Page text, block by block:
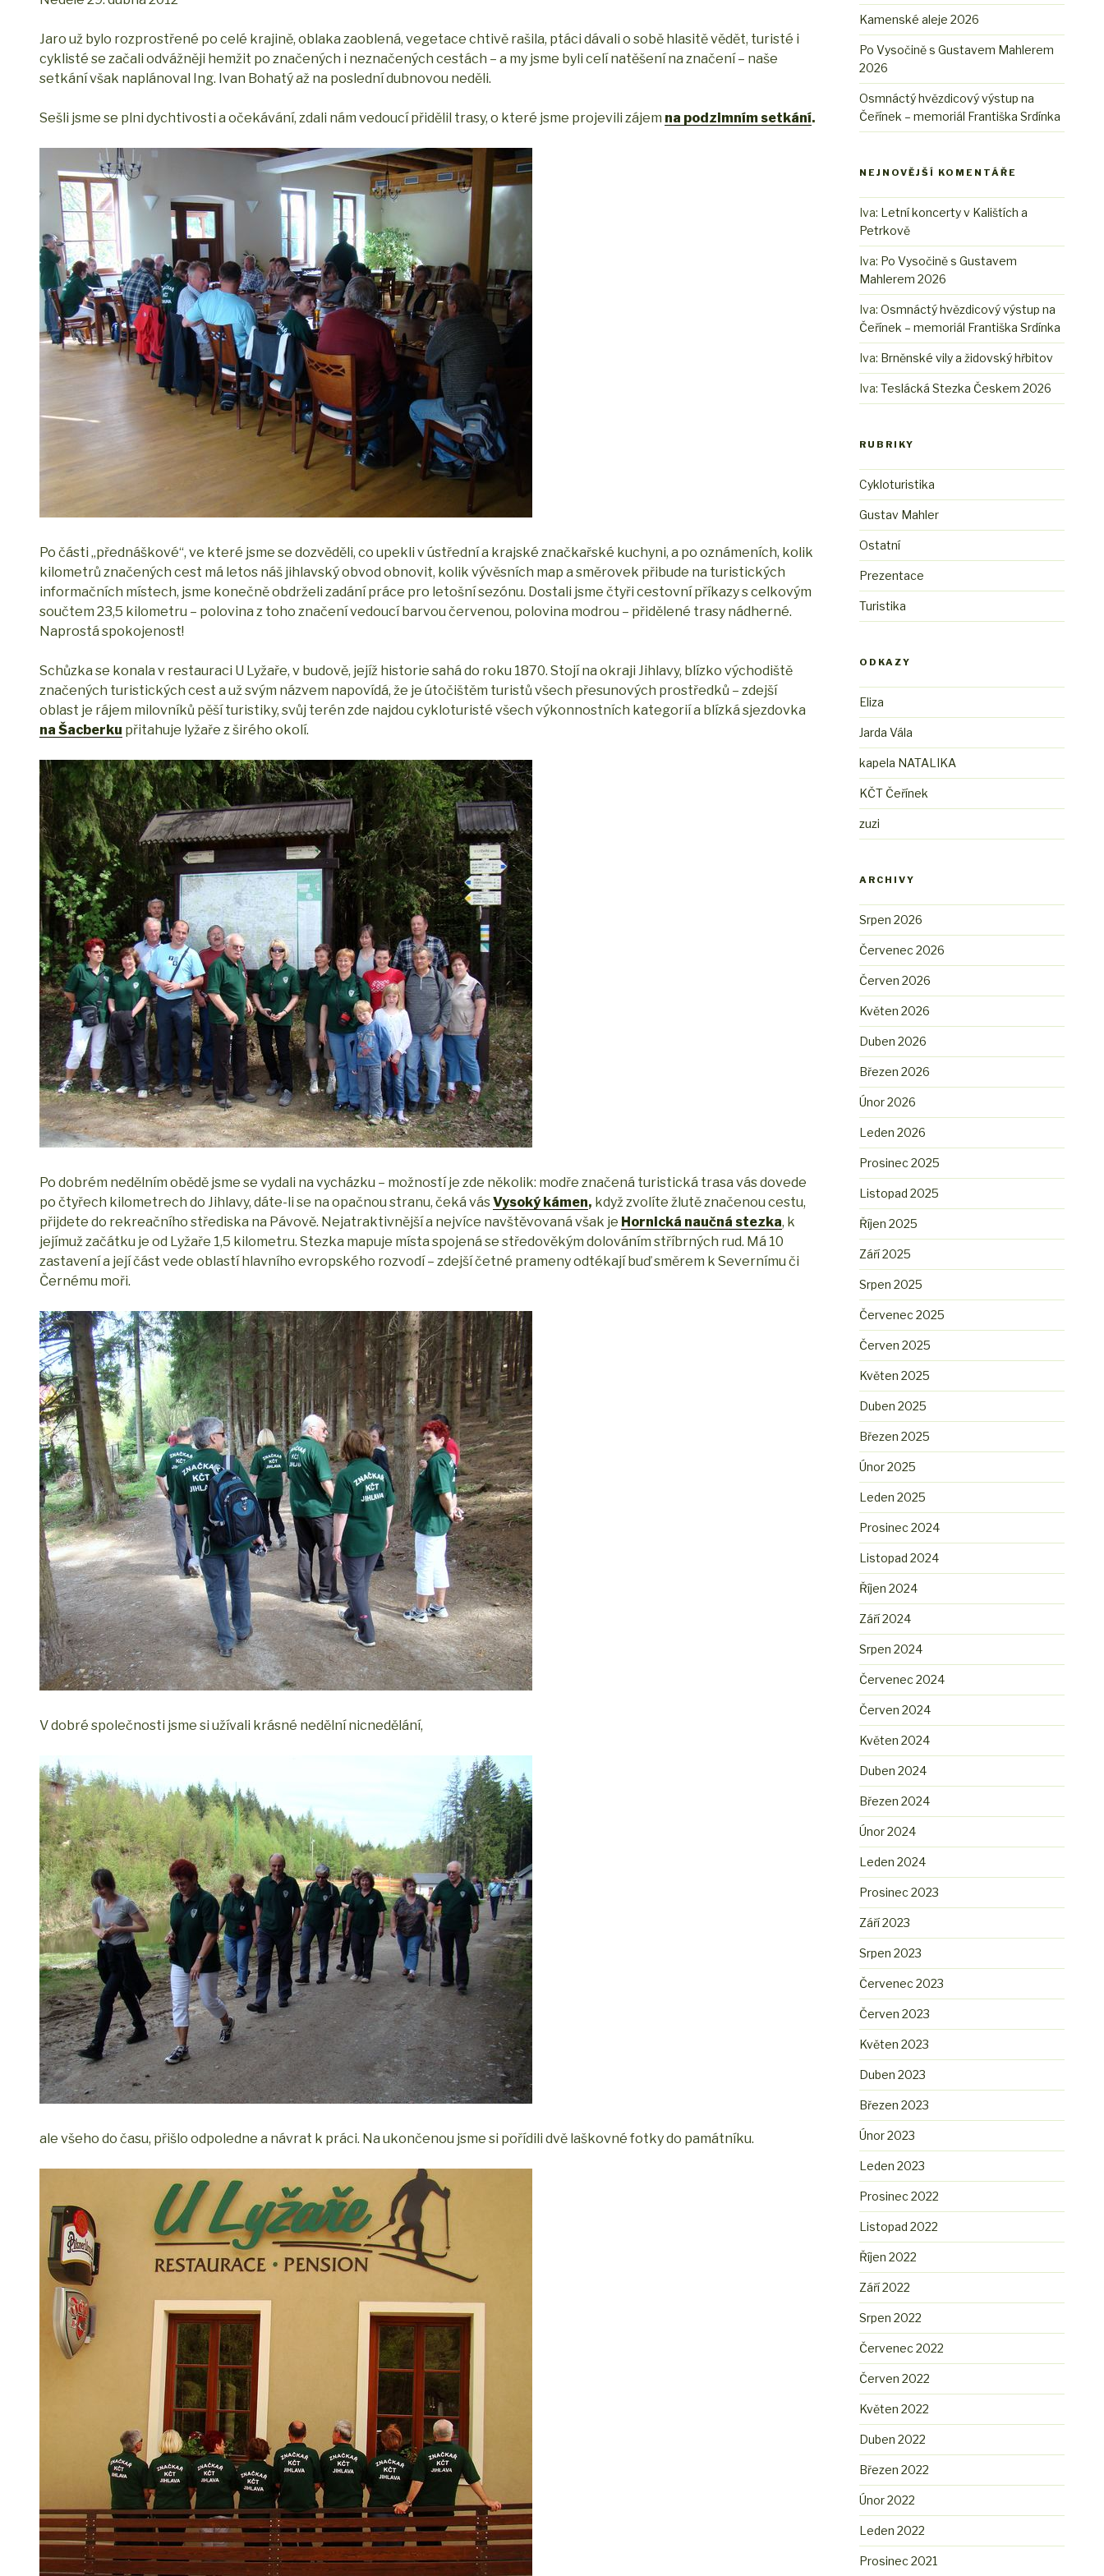
Jaro už bylo rozprostřené po celé krajině, oblaka zaoblená, vegetace chtivě rašila, ptáci dávali o sobě hlasitě vědět, turisté i
cyklisté se začali odvážněji hemžit po značených i neznačených cestách – a my jsme byli celí natěšení na značení – naše
setkání však naplánoval Ing. Ivan Bohatý až na poslední dubnovou neděli.
Sešli jsme se plni dychtivosti a očekávání, zdali nám vedoucí přidělil trasy, o které jsme projevili zájem na podzimním setkání.
Po části „přednáškové“, ve které jsme se dozvěděli, co upekli v ústřední a krajské značkařské kuchyni, a po oznámeních, kolik
kilometrů značených cest má letos náš jihlavský obvod obnovit, kolik vývěsních map a směrovek přibude na turistických
informačních místech, jsme konečně obdrželi zadání práce pro letošní sezónu. Dostali jsme čtyři cestovní příkazy s celkovým
součtem 23,5 kilometru – polovina z toho značení vedoucí barvou červenou, polovina modrou – přidělené trasy nádherné.
Naprostá spokojenost!
Schůzka se konala v restauraci U Lyžaře, v budově, jejíž historie sahá do roku 1870. Stojí na okraji Jihlavy, blízko východiště
značených turistických cest a už svým názvem napovídá, že je útočištěm turistů všech přesunových prostředků – zdejší
oblast je rájem milovníků pěší turistiky, svůj terén zde najdou cykloturisté všech výkonnostních kategorií a blízká sjezdovka
na Šacberku přitahuje lyžaře z širého okolí.
Po dobrém nedělním obědě jsme se vydali na vycházku – možností je zde několik: modře značená turistická trasa vás dovede
po čtyřech kilometrech do Jihlavy, dáte-li se na opačnou stranu, čeká vásVysoký kámen, když zvolíte žlutě značenou cestu,
přijdete do rekreačního střediska na Pávově. Nejatraktivnější a nejvíce navštěvovaná však je Hornická naučná stezka, k
jejímuž začátku je od Lyžaře 1,5 kilometru. Stezka mapuje místa spojená se středověkým dolováním stříbrných rud. Má 10
zastavení a její část vede oblastí hlavního evropského rozvodí – zdejší četné prameny odtékají buď směrem k Severnímu či
Černému moři.
V dobré společnosti jsme si užívali krásné nedělní nicnedělání,
ale všeho do času, přišlo odpoledne a návrat k práci. Na ukončenou jsme si pořídili dvě laškovné fotky do památníku.
Kamenské aleje 2026
Po Vysočině s Gustavem Mahlerem
2026
Osmnáctý hvězdicový výstup na
Čeřínek – memoriál Františka Srdínka
NEJNOVĚJŠÍ KOMENTÁŘE
Iva: Letní koncerty v Kalištích a
Petrkově
Iva: Po Vysočině s Gustavem
Mahlerem 2026
Iva:Osmnáctý hvězdicový výstup na
Čeřínek – memoriál Františka Srdínka
Iva: Brněnské vily a židovský hřbitov
Iva:Teslácká Stezka Českem 2026
RUBRIKY
Cykloturistika
Gustav Mahler
Ostatní
Prezentace
Turistika
ODKAZY
Eliza
Jarda Vála
kapela NATALIKA
KČT Čeřínek
zuzi
ARCHIVY
Srpen 2026
Červenec 2026
Červen 2026
Květen 2026
Duben 2026
Březen 2026
Únor 2026
Leden 2026
Prosinec 2025
Listopad 2025
Říjen 2025
Září 2025
Srpen 2025
Červenec 2025
Červen 2025
Květen 2025
Duben 2025
Březen 2025
Únor 2025
Leden 2025
Prosinec 2024
Listopad 2024
Říjen 2024
Září 2024
Srpen 2024
Červenec 2024
Červen 2024
Květen 2024
Duben 2024
Březen 2024
Únor 2024
Leden 2024
Prosinec 2023
Září 2023
Srpen 2023
Červenec 2023
Červen 2023
Květen 2023
Duben 2023
Březen 2023
Únor 2023
Leden 2023
Prosinec 2022
Listopad 2022
Říjen 2022
Září 2022
Srpen 2022
Červenec 2022
Červen 2022
Květen 2022
Duben 2022
Březen 2022
Únor 2022
Leden 2022
Prosinec 2021